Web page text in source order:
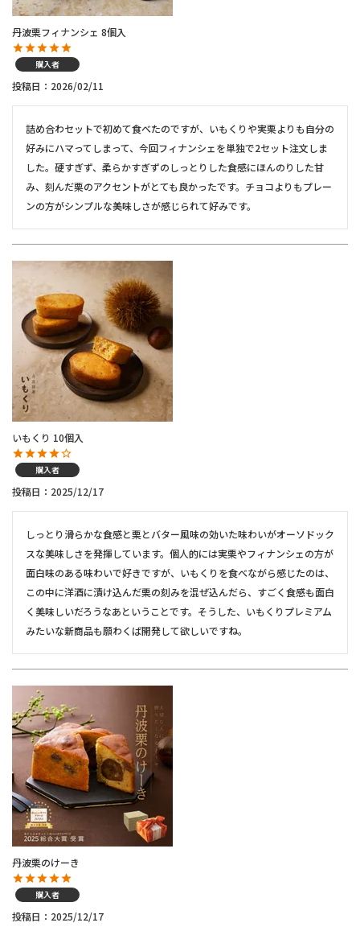
丹波栗フィナンシェ 8個入
購入者
投稿日 2026/02/11
詰め合わセットで初めて食べたのですが、いもくりや実栗よりも自分の
好みにハマってしまって、今回フィナンシェを単独で2セット注文しま
した。硬すぎず、柔らかすぎずのしっとりした食感にほんのりした甘
み、刻んだ栗のアクセントがとても良かったです。チョコよりもプレー
ンの方がシンプルな美味しさが感じられて好みです。
いもくり 10個入
購入者
投稿日 2025/12/17
しっとり滑らかな食感と栗とバター風味の効いた味わいがオーソドック
スな美味しさを発揮しています。個人的には実栗やフィナンシェの方が
面白味のある味わいで好きですが、いもくりを食べながら感じたのは、
この中に洋酒に漬け込んだ栗の刻みを混ぜ込んだら、すごく食感も面白
く美味しいだろうなあということです。そうした、いもくりプレミアム
みたいな新商品も願わくば開発して欲しいですね。
丹波栗のけーき
購入者
投稿日 2025/12/17